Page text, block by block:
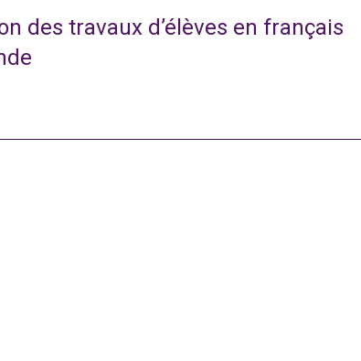
des travaux d’élèves en français